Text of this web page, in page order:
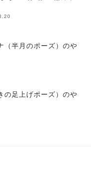
（半月のポーズ）のや
の足上げポーズ）のや